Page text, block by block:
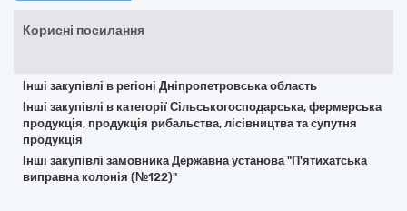
Корисні посилання
Інші закупівлі в регіоні Дніпропетровська область
Інші закупівлі в категорії Сільськогосподарська, фермерська
продукція, продукція рибальства, лісівництва та супутня
продукція
Інші закупівлі замовника Державна установа "П'ятихатська
виправна колонія (№122)"